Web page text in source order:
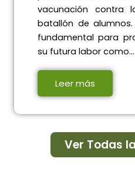
vacunación contra
batallón de
fundamental para
su futura labor como…
Leer más
Ver Todas